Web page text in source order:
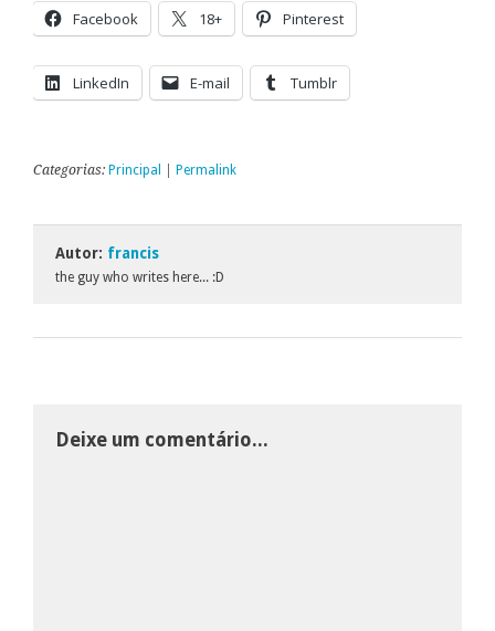
Facebook 18+ Pinterest
LinkedIn E-mail Tumblr
Categorias: Principal Permalink
Autor: francis
the guy who writes here... :D
Deixe um comentário...